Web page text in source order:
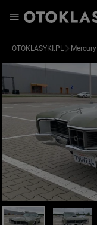
OTOKLASYKI.PL Mercury